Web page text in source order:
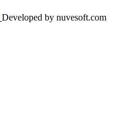
Developed by nuvesoft.com